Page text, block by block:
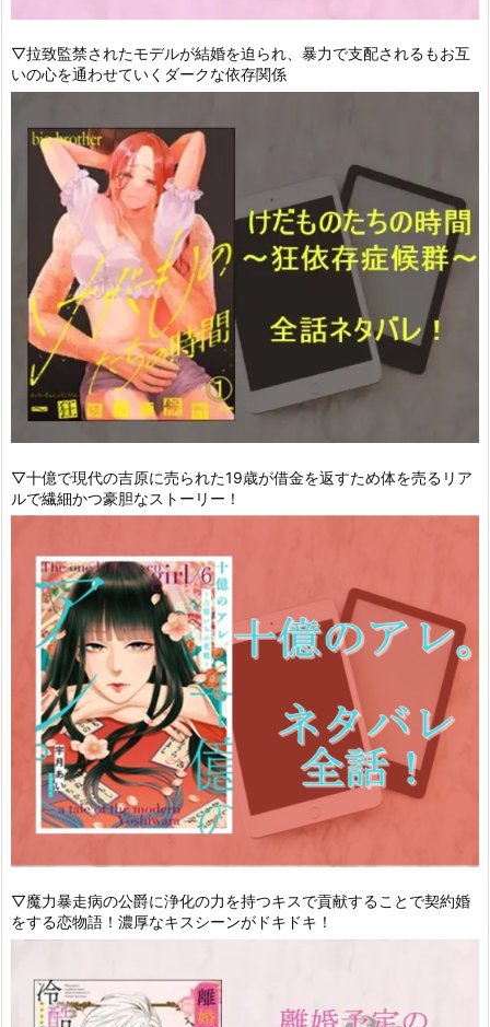
▽拉致監禁されたモデルが結婚を迫られ、暴力で支配されるもお互
いの心を通わせていくダークな依存関係
▽十億で現代の吉原に売られた19歳が借金を返すため体を売るリア
ルで繊細かつ豪胆なストーリー！
▽魔力暴走病の公爵に浄化の力を持つキスで貢献することで契約婚
をする恋物語！濃厚なキスシーンがドキドキ！